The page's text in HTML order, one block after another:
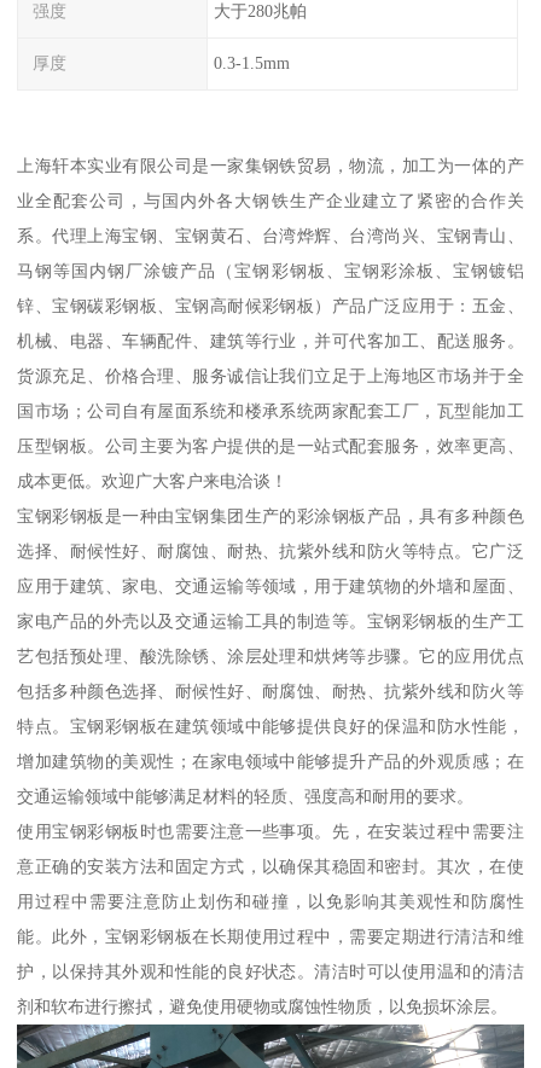
强度 大于280兆帕
厚度 0.3-1.5mm
上海轩本实业有限公司是一家集钢铁贸易，物流，加工为一体的产
业全配套公司，与国内外各大钢铁生产企业建立了紧密的合作关
系。代理上海宝钢、宝钢黄石、台湾烨辉、台湾尚兴、宝钢青山、
马钢等国内钢厂涂镀产品（宝钢彩钢板、宝钢彩涂板、宝钢镀铝
锌、宝钢碳彩钢板、宝钢高耐候彩钢板）产品广泛应用于：五金、
机械、电器、车辆配件、建筑等行业，并可代客加工、配送服务。
货源充足、价格合理、服务诚信让我们立足于上海地区市场并于全
国市场；公司自有屋面系统和楼承系统两家配套工厂，瓦型能加工
压型钢板。公司主要为客户提供的是一站式配套服务，效率更高、
成本更低。欢迎广大客户来电洽谈！
宝钢彩钢板是一种由宝钢集团生产的彩涂钢板产品，具有多种颜色
选择、耐候性好、耐腐蚀、耐热、抗紫外线和防火等特点。它广泛
应用于建筑、家电、交通运输等领域，用于建筑物的外墙和屋面、
家电产品的外壳以及交通运输工具的制造等。宝钢彩钢板的生产工
艺包括预处理、酸洗除锈、涂层处理和烘烤等步骤。它的应用优点
包括多种颜色选择、耐候性好、耐腐蚀、耐热、抗紫外线和防火等
特点。宝钢彩钢板在建筑领域中能够提供良好的保温和防水性能，
增加建筑物的美观性；在家电领域中能够提升产品的外观质感；在
交通运输领域中能够满足材料的轻质、强度高和耐用的要求。
使用宝钢彩钢板时也需要注意一些事项。先，在安装过程中需要注
意正确的安装方法和固定方式，以确保其稳固和密封。其次，在使
用过程中需要注意防止划伤和碰撞，以免影响其美观性和防腐性
能。此外，宝钢彩钢板在长期使用过程中，需要定期进行清洁和维
护，以保持其外观和性能的良好状态。清洁时可以使用温和的清洁
剂和软布进行擦拭，避免使用硬物或腐蚀性物质，以免损坏涂层。